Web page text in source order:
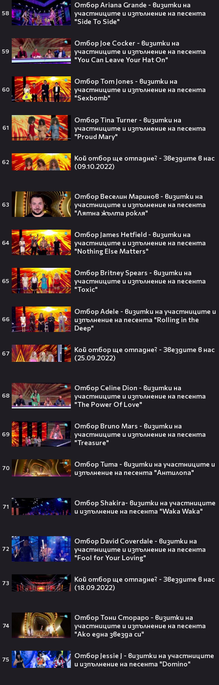
58
Отбор Ariana Grande - визитки на
участниците и изпълнение на песента
"Side To Side"
59
Отбор Joe Cocker - визитки на
участниците и изпълнение на песента
"You Can Leave Your Hat On"
60
Отбор Tom Jones - визитки на
участниците и изпълнение на песента
"Sexbomb"
61
Отбор Tina Turner - визитки на
участниците и изпълнение на песента
"Proud Mary"
62
Кой отбор ще отпадне? - Звездите в нас
(09.10.2022)
63
Отбор Веселин Маринов - визитки на
участниците и изпълнение на песента
"Лятна жълта рокля"
64
Отбор James Hetfield - визитки на
участниците и изпълнение на песента
"Nothing Else Matters"
65
Отбор Britney Spears - визитки на
участниците и изпълнение на песента
"Toxic"
66
Отбор Adele - визитки на участниците и
изпълнение на песента "Rolling in the
Deep"
67
Кой отбор ще отпадне? - Звездите в нас
(25.09.2022)
68
Отбор Celine Dion - визитки на
участниците и изпълнение на песента
"The Power Of Love"
69
Отбор Bruno Mars - визитки на
участниците и изпълнение на песента
"Treasure"
70
Отбор Тита - визитки на участниците и
изпълнение на песента "Антилопа"
71
Отбор Shakira- визитки на участниците
и изпълнение на песента "Waka Waka"
72
Отбор David Coverdale - визитки на
участниците и изпълнение на песента
"Fool for Your Loving"
73
Кой отбор ще отпадне? - Звездите в нас
(18.09.2022)
74
Отбор Тони Стораро - визитки на
участниците и изпълнение на песента
"Ако една звезда си"
75
Отбор Jessie J - визитки на участниците
и изпълнение на песента "Domino"
Топ 5 игри, които ще ти дадат
усещането за „Одисея“ на
Джъстин Бийбър ще пее на
Световното първенство по
и BTS!⚽🤩
08:16
ANIVENTURE COMIC CON 2026:
Влязохме в друг свят!
Бербо смени терена: от „Олд
Трафорд“ директно на
театралната сцена👀⚽
зарови капсула, която никой жив
днес няма да отвори👀💥
Холанд?! 💀 Защо Спайдър-мен
остана на "seen"😅
Втори шанс за любовта? Ариана
заедно!😍
VESSOU влиза в света на онлайн
Реджо“ 🤩🎬
07:50
VOID & Girl Code: Всичко за K-pop
Искаш да стигнеш до Холивуд?
Юлиан Костов разкрива как!👀💥